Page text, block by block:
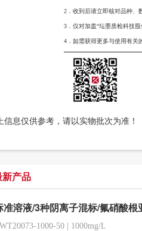
2．收到后请立即核对品种、
3．仅对加盖“坛墨质检科技
4．如需获得更多与使用有关
信息仅供参考，请以实物批次为准！
新产品
准溶液/3种阴离子混标/氟硝酸根
1000-50 1000mg/L